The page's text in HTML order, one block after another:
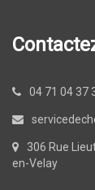
04 71 04 37
306 Rue
en-Velay